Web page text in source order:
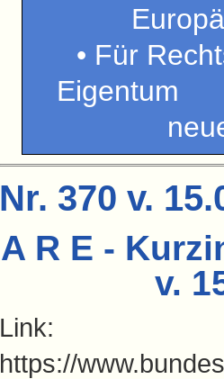
• Für
Eigentum
Nr. 370 v.
A R E -
v.
Link:
https://